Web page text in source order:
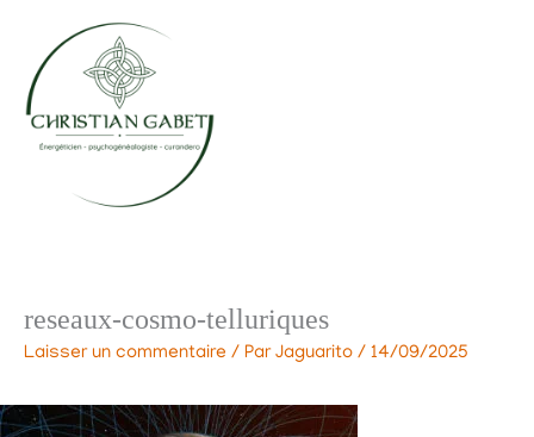
contenu
reseaux-cosmo-telluriques
Laisser un commentaire / ParJaguarito / 14/09/2025